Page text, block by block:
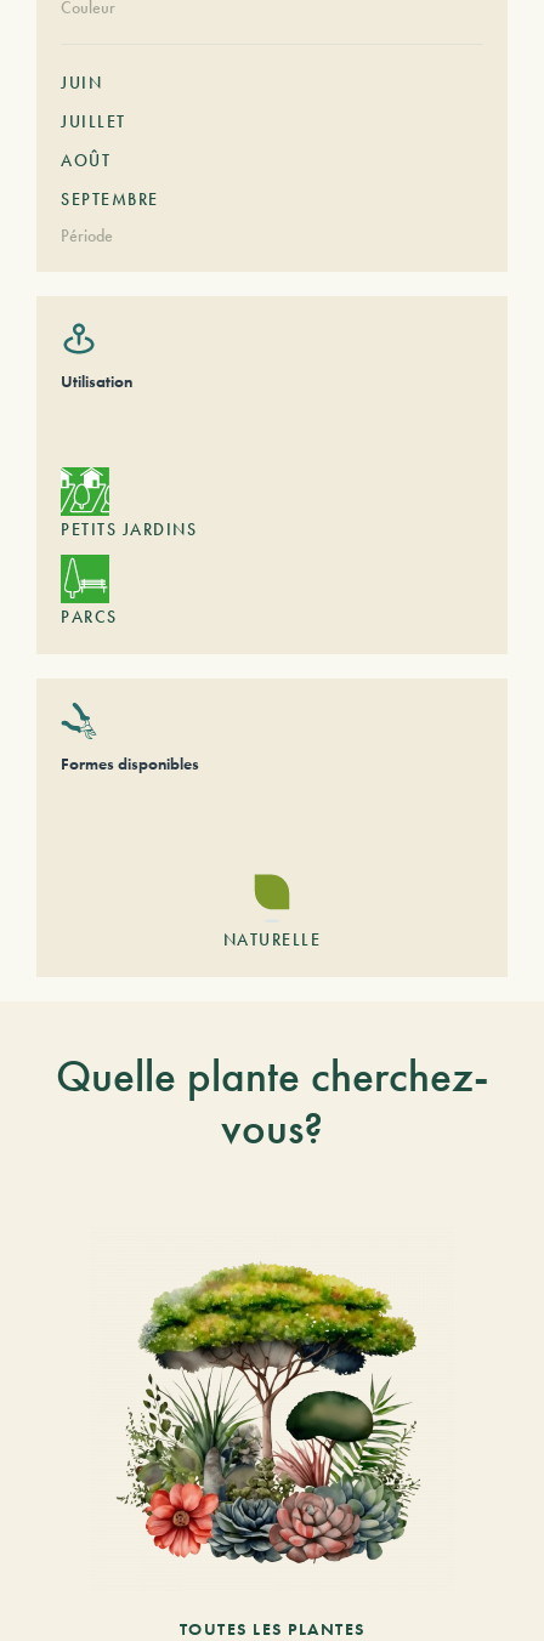
Couleur
JUIN
JUILLET
AOÛT
SEPTEMBRE
Période
Utilisation
PETITS JARDINS
PARCS
Formes disponibles
NATURELLE
Quelle plante cherchez-
vous?
TOUTES LES PLANTES